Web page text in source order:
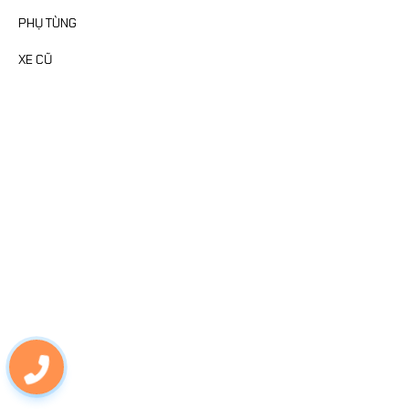
PHỤ TÙNG
XE CŨ
0703